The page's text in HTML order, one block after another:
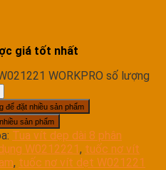
giá tốt nhất
WORKPRO số lượng
để đặt nhiều sản phẩm
sản phẩm
Tua vít dẹp dài 8 phân
W0212221, tuốc nơ vít
, tuốc nơ vít dẹt W021221